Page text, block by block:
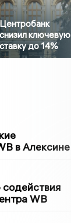
Центробанк
снизил ключевую
ставку до 14%
в Алексине
WB